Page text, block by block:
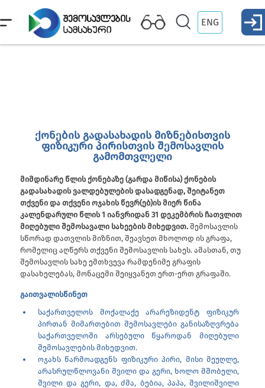
ENG
ქონების გადასახადის მიზნებისთვის
ფიზიკური პირისთვის შემოსავლის
გამომთვლელი
მიმდინარე წლის ქონებაზე (გარდა მიწისა) ქონების
გადასახადის ვალდებულების დასადგენად, შეიტანეთ
თქვენი და თქვენი ოჯახის წევრ(ებ)ის მიერ წინა
კალენდარული წლის 1 იანვრიდან 31 დეკემბრის ჩათვლით
მიღებული შემოსავალი სახეების მიხედვით.შემოსავლის
სწორად დათვლის მიზნით, შეავსეთ მხოლოდ ის გრაფა,
რომელიც აღწერს თქვენი შემოსავლის სახეს. ამასთან, თუ
შემოსავლის სახე ემთხვევა რამდენიმე გრაფის
დასახელებას, მონაცემი შეიყვანეთ ერთ-ერთ გრაფაში.
გაითვალისწინეთ
საქართველოს მოქალაქე არარეზიდენტ ფიზიკურ
პირთან მიმართებით შემოსავლები განისაზღვრება
საქართველოში არსებული წყაროდან მიღებული
შემოსავლების მიხედვით.
ოჯახს წარმოადგენს ფიზიკური პირი, მისი მეუღლე,
არასრულწლოვანი შვილი და გერი, ხოლო მშობელი,
შვილი და გერი, და, ძმა, ბებია, პაპა, შვილიშვილი